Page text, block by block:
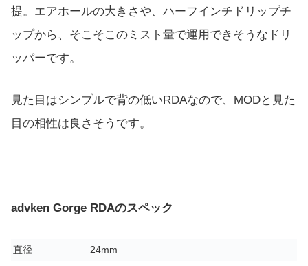
提。エアホールの大きさや、ハーフインチドリップチ
ップから、そこそこのミスト量で運用できそうなドリ
ッパーです。
見た目はシンプルで背の低いRDAなので、MODと見た
目の相性は良さそうです。
advken Gorge RDAのスペック
直径 24mm